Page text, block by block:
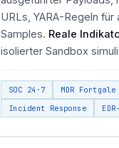
URLs, YARA-Regeln für
Samples. Reale
isolierter Sandbox
SOC 24·7
MDR Fortgale
Incident Response